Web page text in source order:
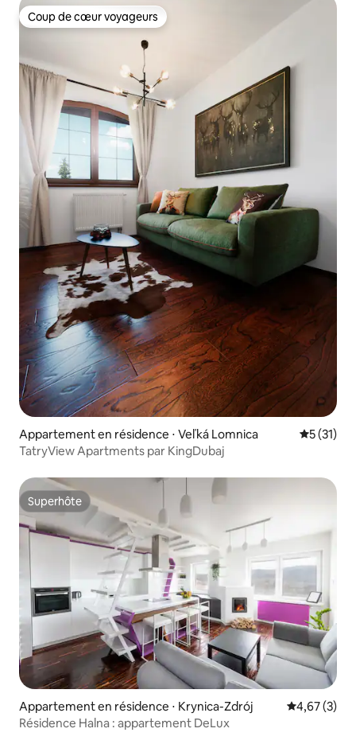
Coup de cœur voyageurs
Coup de cœur voyageurs
Appartement en résidence ⋅ Veľká Lomnica
5 (31)
TatryView Apartments par KingDubaj
Superhôte
Superhôte
Appartement en résidence ⋅ Krynica-Zdrój Évaluation
4,67 (3)
Résidence Halna : appartement DeLux